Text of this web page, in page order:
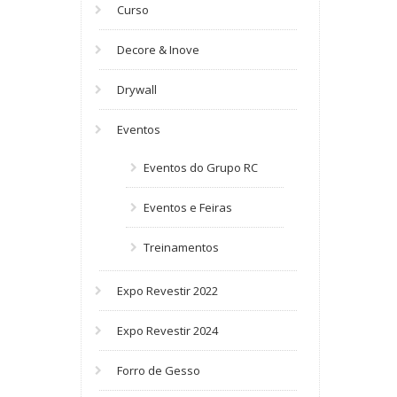
Curso
Decore & Inove
Drywall
Eventos
Eventos do Grupo RC
Eventos e Feiras
Treinamentos
Expo Revestir 2022
Expo Revestir 2024
Forro de Gesso